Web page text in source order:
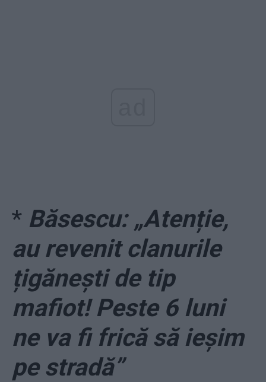
* Băsescu: „Atenție,
au revenit clanurile
țigănești de tip
mafiot! Peste 6 luni
ne va fi frică să ieşim
pe stradă”